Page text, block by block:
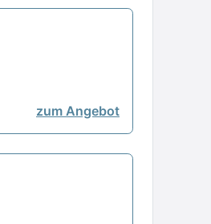
zum Angebot